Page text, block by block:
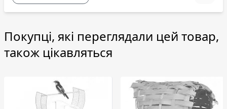
Покупці, які переглядали цей товар,
також цікавляться